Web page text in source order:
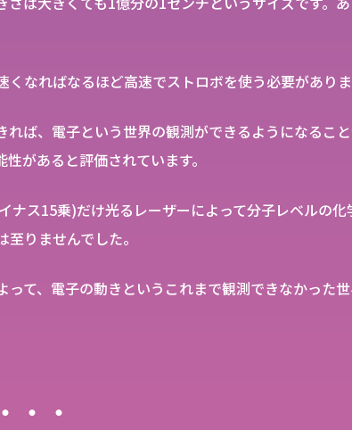
なればなるほど高速でストロボを使う必要がありま
ば、電子という世界の観測ができるようになるこ
があると評価されています。
ナス15乗)だけ光るレーザーによって分子レベルの
りませんでした。
て、電子の動きというこれまで観測できなかった世
・・